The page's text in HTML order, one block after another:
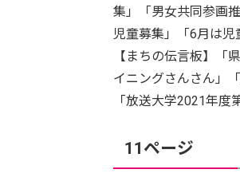
集」「男女共同参画
児童募集」「6月は
【まちの伝言板】「
イニングさんさん」
「放送大学2021年度
11ページ